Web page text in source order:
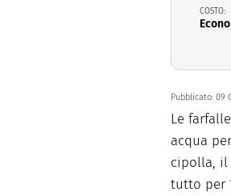
COSTO:
Pubblicato: 09
Le
acqua
cipolla, il
tutto per